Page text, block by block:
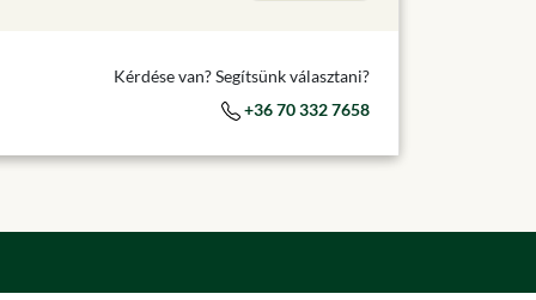
Kérdése van? Segítsünk választani?
+36 70 332 7658